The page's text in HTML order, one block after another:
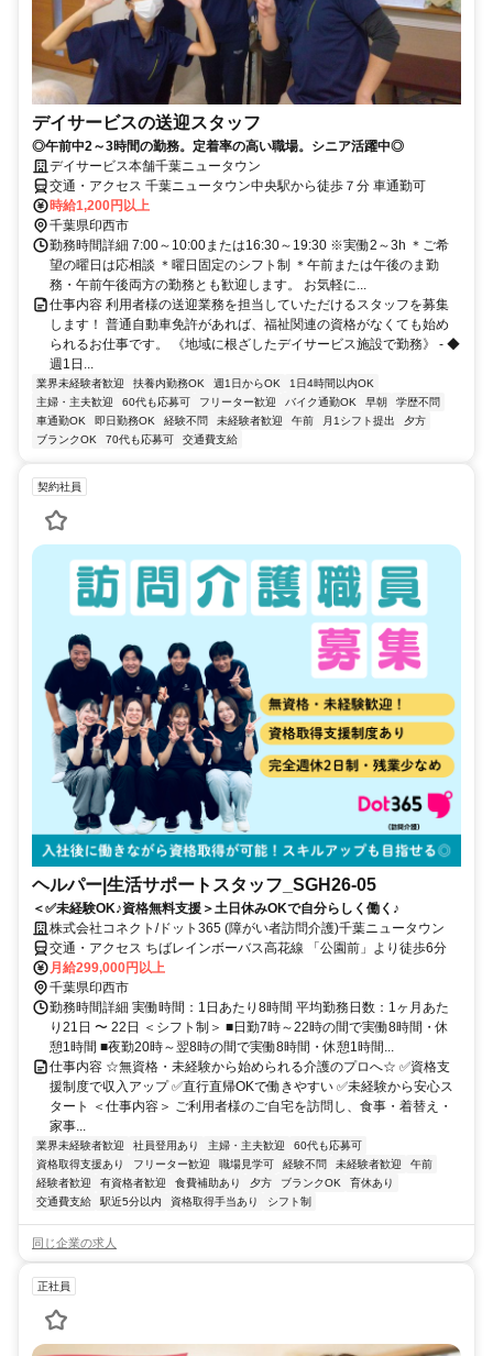
デイサービスの送迎スタッフ
◎午前中2～3時間の勤務。定着率の高い職場。シニア活躍中◎
デイサービス本舗千葉ニュータウン
交通・アクセス 千葉ニュータウン中央駅から徒歩７分 車通勤可
時給1,200円以上
千葉県印西市
勤務時間詳細 7:00～10:00または16:30～19:30 ※実働2～3h ＊ご希
望の曜日は応相談 ＊曜日固定のシフト制 ＊午前または午後のま勤
務・午前午後両方の勤務とも歓迎します。 お気軽に...
仕事内容 利用者様の送迎業務を担当していただけるスタッフを募集
します！ 普通自動車免許があれば、福祉関連の資格がなくても始め
られるお仕事です。 《地域に根ざしたデイサービス施設で勤務》 - ◆
週1日...
業界未経験者歓迎 扶養内勤務OK 週1日からOK
1日4時間以内OK
主婦・主夫歓迎
60代も応募可 フリーター歓迎 バイク通勤OK 早朝
学歴不問
車通勤OK
即日勤務OK 経験不問 未経験者歓迎 午前 月1シフト提出
夕方
ブランクOK
70代も応募可 交通費支給
契約社員
ヘルパー|生活サポートスタッフ_SGH26-05
＜✅未経験OK♪資格無料支援＞土日休みOKで自分らしく働く♪
株式会社コネクト/ドット365 (障がい者訪問介護)千葉ニュータウン
交通・アクセス ちばレインボーバス高花線 「公園前」より徒歩6分
月給299,000円以上
千葉県印西市
勤務時間詳細 実働時間：1日あたり8時間 平均勤務日数：1ヶ月あた
り21日 〜 22日 ＜シフト制＞ ■⽇勤7時～22時の間で実働8時間・休
憩1時間 ■夜勤20時～翌8時の間で実働8時間・休憩1時間...
仕事内容 ☆無資格・未経験から始められる介護のプロへ☆ ✅資格支
援制度で収入アップ ✅直行直帰OKで働きやすい ✅未経験から安心ス
タート ＜仕事内容＞ ご利⽤者様のご⾃宅を訪問し、⾷事・着替え・
家事...
業界未経験者歓迎 社員登用あり 主婦・主夫歓迎
60代も応募可
資格取得支援あり
フリーター歓迎 職場見学可 経験不問 未経験者歓迎
午前
経験者歓迎
有資格者歓迎 食費補助あり 夕方 ブランクOK
育休あり
交通費支給
駅近5分以内 資格取得手当あり シフト制
同じ企業の求人
正社員